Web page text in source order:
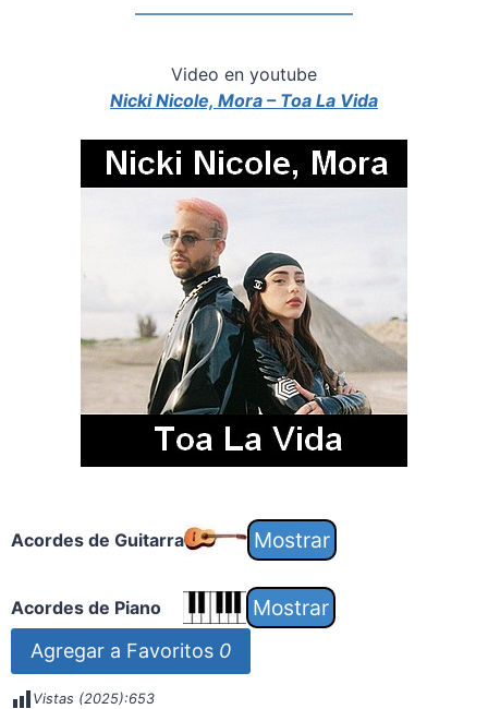
————————————–
Video en youtube
Nicki Nicole, Mora – Toa La Vida
Acordes de Guitarra
Acordes de Piano
Agregar a Favoritos 0
Vistas (2025):653